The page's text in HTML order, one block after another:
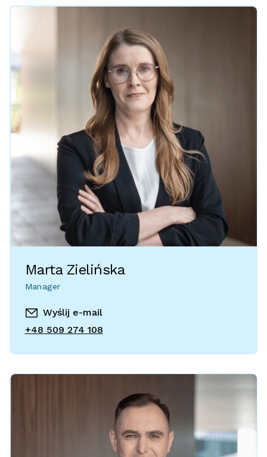
Marta Zielińska
Manager
Wyślij e-mail
+48 509 274 108